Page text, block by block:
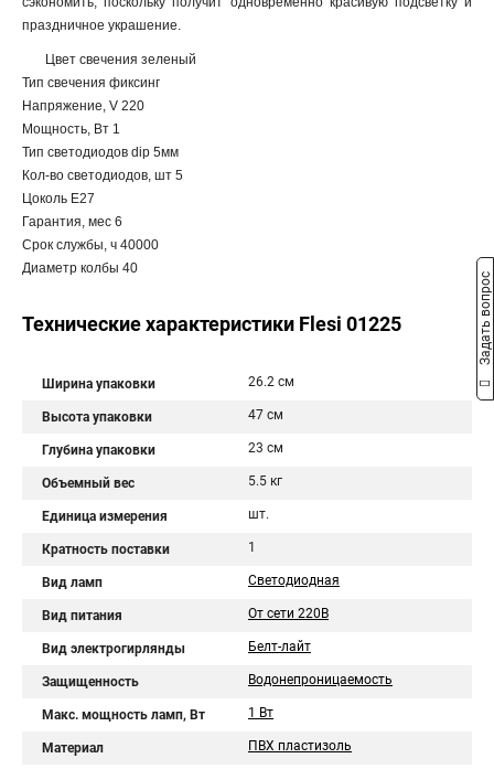
праздничное украшение.
Цвет свечения зеленый
Тип свечения фиксинг
Напряжение, V 220
Мощность, Вт 1
Тип светодиодов dip 5мм
Кол-во светодиодов, шт 5
Цоколь Е27
Гарантия, мес 6
Срок службы, ч 40000
Диаметр колбы 40
Технические характеристики Flesi 01225
Ширина упаковки 26.2 см
Высота упаковки 47 см
Глубина упаковки 23 см
Объемный вес 5.5 кг
Единица измерения шт.
Кратность поставки 1
Вид ламп Светодиодная
Вид питания От сети 220В
Вид электрогирлянды Белт-лайт
Защищенность Водонепроницаемость
Макс. мощность ламп, Вт 1 Вт
Материал ПВХ пластизоль
Задать вопрос